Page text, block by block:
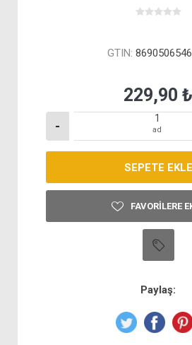
GTIN:
229,90 ₺
- ad
FAVORILERE
Paylaş: